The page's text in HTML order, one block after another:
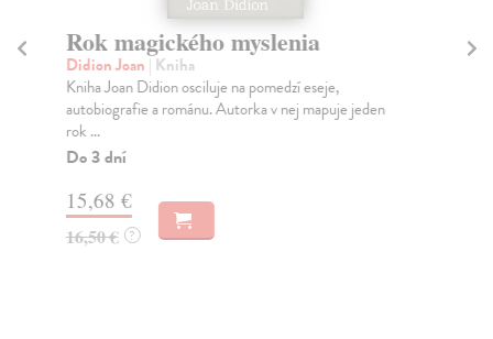
Rok magického myslenia
Didion Joan | Kniha
Kniha Joan Didion osciluje na pomedzí eseje,
autobiografie a románu. Autorka v nej mapuje jeden
rok ...
Do 3 dní
15,68 €
16,50 € ?